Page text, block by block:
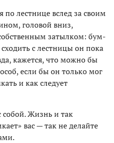
по лестнице вслед за своим
головой вниз,
затылком: бум-
с лестницы он пока
кажется, что можно бы
если бы он только мог
и как следует
Жизнь и так
вас — так не делайте